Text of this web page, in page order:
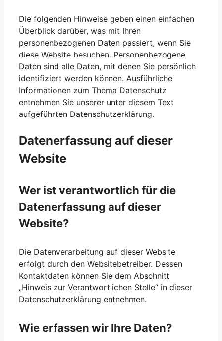
Die folgenden Hinweise geben einen einfachen
Überblick darüber, was mit Ihren
personenbezogenen Daten passiert, wenn Sie
diese Website besuchen. Personenbezogene
Daten sind alle Daten, mit denen Sie persönlich
identifiziert werden können. Ausführliche
Informationen zum Thema Datenschutz
entnehmen Sie unserer unter diesem Text
aufgeführten Datenschutzerklärung.
Datenerfassung auf dieser
Website
Wer ist verantwortlich für die
Datenerfassung auf dieser
Website?
Die Datenverarbeitung auf dieser Website
erfolgt durch den Websitebetreiber. Dessen
Kontaktdaten können Sie dem Abschnitt
„Hinweis zur Verantwortlichen Stelle“ in dieser
Datenschutzerklärung entnehmen.
Wie erfassen wir Ihre Daten?